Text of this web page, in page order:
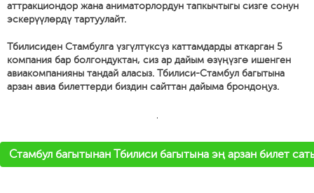
аттракциондор жана аниматорлордун тапкычтыгы сизге сонун
эскерүүлөрдү тартуулайт.
Тбилисиден Стамбулга үзгүлтүксүз каттамдарды аткарган 5
компания бар болгондуктан, сиз ар дайым өзүңүзгө ишенген
авиакомпанияны тандай аласыз. Тбилиси-Стамбул багытына
арзан авиа билеттерди биздин сайттан дайыма брондоңуз.
'
Стамбул багытынан Тбилиси багытына эң арзан билет